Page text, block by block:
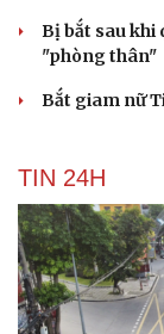
Bị bắt sau khi
"phòng thân"
Bắt giam nữ
TIN 24H